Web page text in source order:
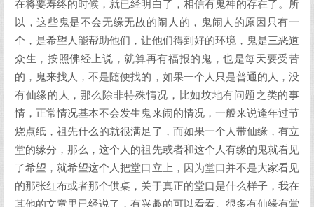
在将要寿终的时候，就已经明白了，相信有鬼神的存在了。所
以，这些鬼是不会无缘无故的闹人的，鬼闹人的原因只有一
个，是希望人能帮助他们，让他们得到好的环境，鬼是三恶道
众生，按照佛经上说，就算再有福报的鬼，也是每天要受苦
的，鬼来找人，不是随便找的，如果一个人只是普通的人，没
有仙缘的人，那么除非特殊情况，比如坟地有问题之类的事
情，正常情况基本不会发生鬼来闹的情况，一般来说逢年过节
烧点纸，祖先什么的就很满足了，而如果一个人带仙缘，有立
堂的缘分，那么，这个人的祖先或者和这个人有缘的鬼就看见
了希望，就希望这个人把堂口立上，因为堂口并不是大家看见
的那张红布或者那个供桌，关于真正的堂口是什么样子，我在
其他的文章里已经说了，有兴趣的可以看看。很多有仙缘有堂